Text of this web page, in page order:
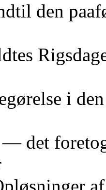
den
i
det